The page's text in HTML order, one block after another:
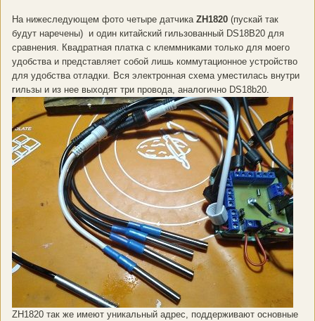
На нижеследующем фото четыре датчика ZH1820 (пускай так
будут наречены) и один китайский гильзованный DS18B20 для
сравнения. Квадратная платка с клеммниками только для моего
удобства и представляет собой лишь коммутационное устройство
для удобства отладки. Вся электронная схема уместилась внутри
гильзы и из нее выходят три провода, аналогично DS18b20.
ZH1820 так же имеют уникальный адрес, поддерживают основные